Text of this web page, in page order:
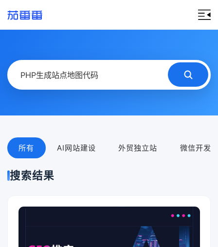
所有 AI网站建设 外贸独立站 微信开发
搜索结果